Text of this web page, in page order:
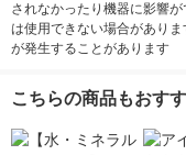
されなかったり機器に影響
は使用できない場合があり
が発生することがあります
こちらの商品もおす